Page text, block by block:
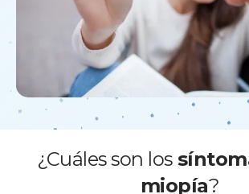
¿Cuáles son los
miopía?